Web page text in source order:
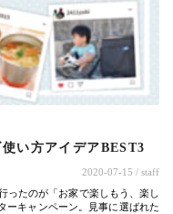
い方アイデアBEST3
2020-07-15 / staff
ったのが「お家で楽しもう、楽し
ーキャンペーン。見事に選ばれた